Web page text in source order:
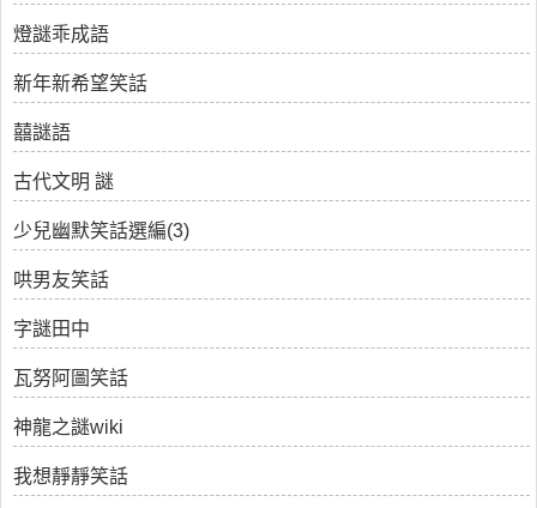
燈謎乖成語
新年新希望笑話
囍謎語
古代文明 謎
少兒幽默笑話選編(3)
哄男友笑話
字謎田中
瓦努阿圖笑話
神龍之謎wiki
我想靜靜笑話